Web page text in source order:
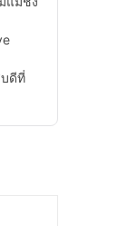
บดีที่